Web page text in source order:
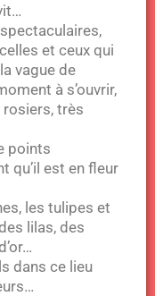
et ceux qui
vague de
à s’ouvrir,
très
points
qu’il est en fleur
les tulipes et
lilas, des
dans ce lieu